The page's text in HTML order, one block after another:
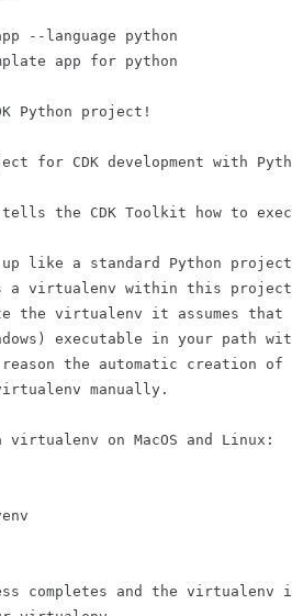
--language python
app for python
Python project!
for CDK development with
the CDK Toolkit how to
like a standard Python
a virtualenv within this
the virtualenv it assumes that
executable in your path
the automatic creation
manually.
on MacOS and Linux:
completes and the virtualenv